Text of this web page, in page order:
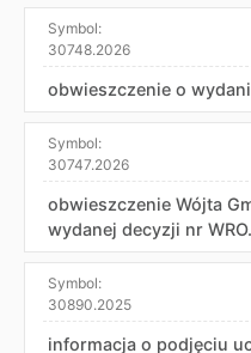
Symbol:
30748.2026
obwieszczenie o
Symbol:
30747.2026
obwieszczenie Wójta
wydanej decyzji nr
Symbol:
30890.2025
informacja o podjęciu